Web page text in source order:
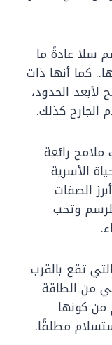
سلا عادةً ما
كما أنها ذات
الحدود،
الجارح كذلك.
رائعة
الأسرية
الصفات
وتحب
تقع بالقرب
من الطاقة
من كونها
مطلقًا.